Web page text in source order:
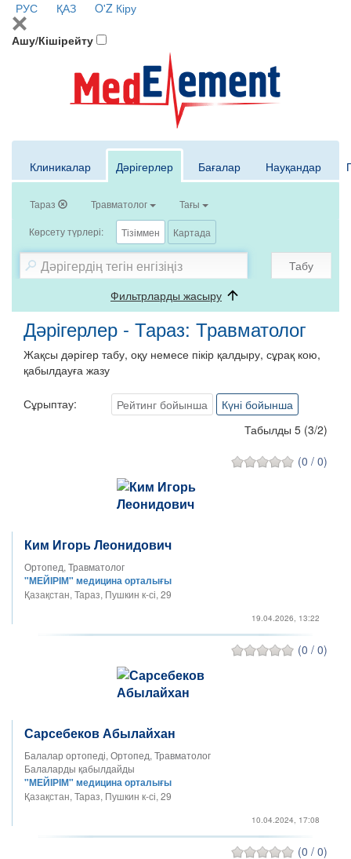
РУС ҚАЗ O'Z Кіру
Ашу/Кішірейту
Клиникалар Дәрігерлер Бағалар Науқандар
Тараз Травматолог Тағы
Көрсету түрлері: Тізіммен Картада
Табу
Фильтрларды жасыру
Дәрігерлер - Тараз: Травматолог
Жақсы дәрігер табу, оқу немесе пікір қалдыру, сұрақ кою,
қабылдауға жазу
Сұрыптау: Рейтинг бойынша
Күні бойынша
Табылды 5 (3/2)
(0 / 0)
Ким Игорь Леонидович
Ортопед, Травматолог
"МЕЙІРІМ" медицина орталығы
Қазақстан, Тараз, Пушкин к-сі, 29
19.04.2026, 13:22
(0 / 0)
Сарсебеков Абылайхан
Балалар ортопеді, Ортопед, Травматолог
Балаларды қабылдайды
"МЕЙІРІМ" медицина орталығы
Қазақстан, Тараз, Пушкин к-сі, 29
10.04.2024, 17:08
(0 / 0)